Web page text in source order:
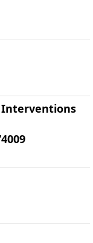
Interventions